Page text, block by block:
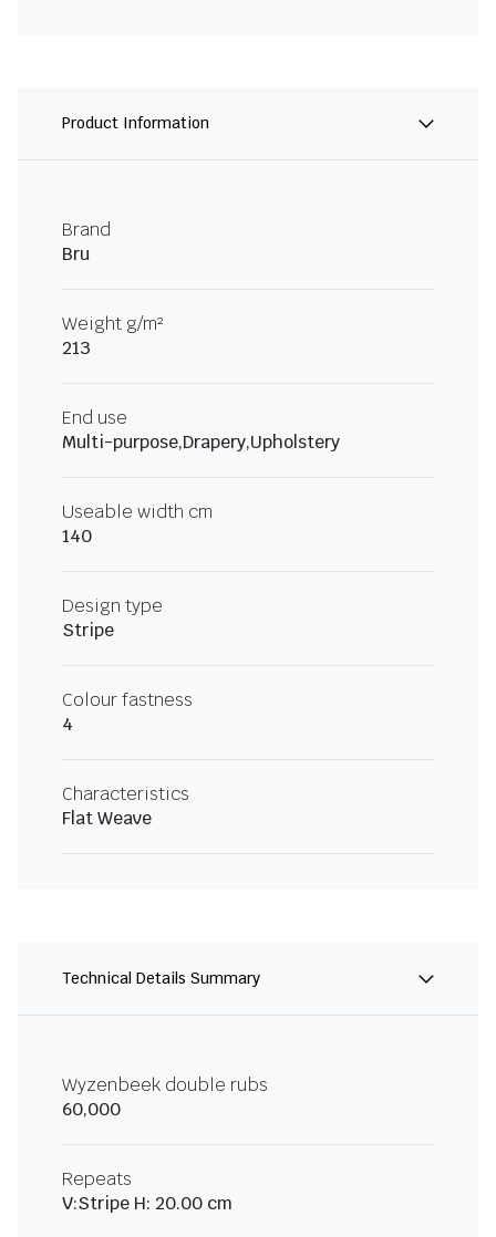
Product Information
Brand
Bru
Weight g/m²
213
End use
Multi-purpose,Drapery,Upholstery
Useable width cm
140
Design type
Stripe
Colour fastness
4
Characteristics
Flat Weave
Technical Details Summary
Wyzenbeek double rubs
60,000
Repeats
V:Stripe H: 20.00 cm